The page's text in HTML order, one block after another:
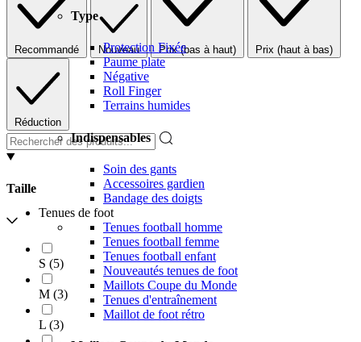
Type
Protection Fixée
Paume plate
Négative
Roll Finger
Terrains humides
Indispensables
Soin des gants
Accessoires gardien
Bandage des doigts
Tenues de foot
Tenues football homme
Tenues football femme
Tenues football enfant
Nouveautés tenues de foot
Maillots Coupe du Monde
Tenues d'entraînement
Maillot de foot rétro
Recommandé Nouveau Prix (bas à haut) Prix (haut à bas)
Réduction
Taille
S (5)
M (3)
L (3)